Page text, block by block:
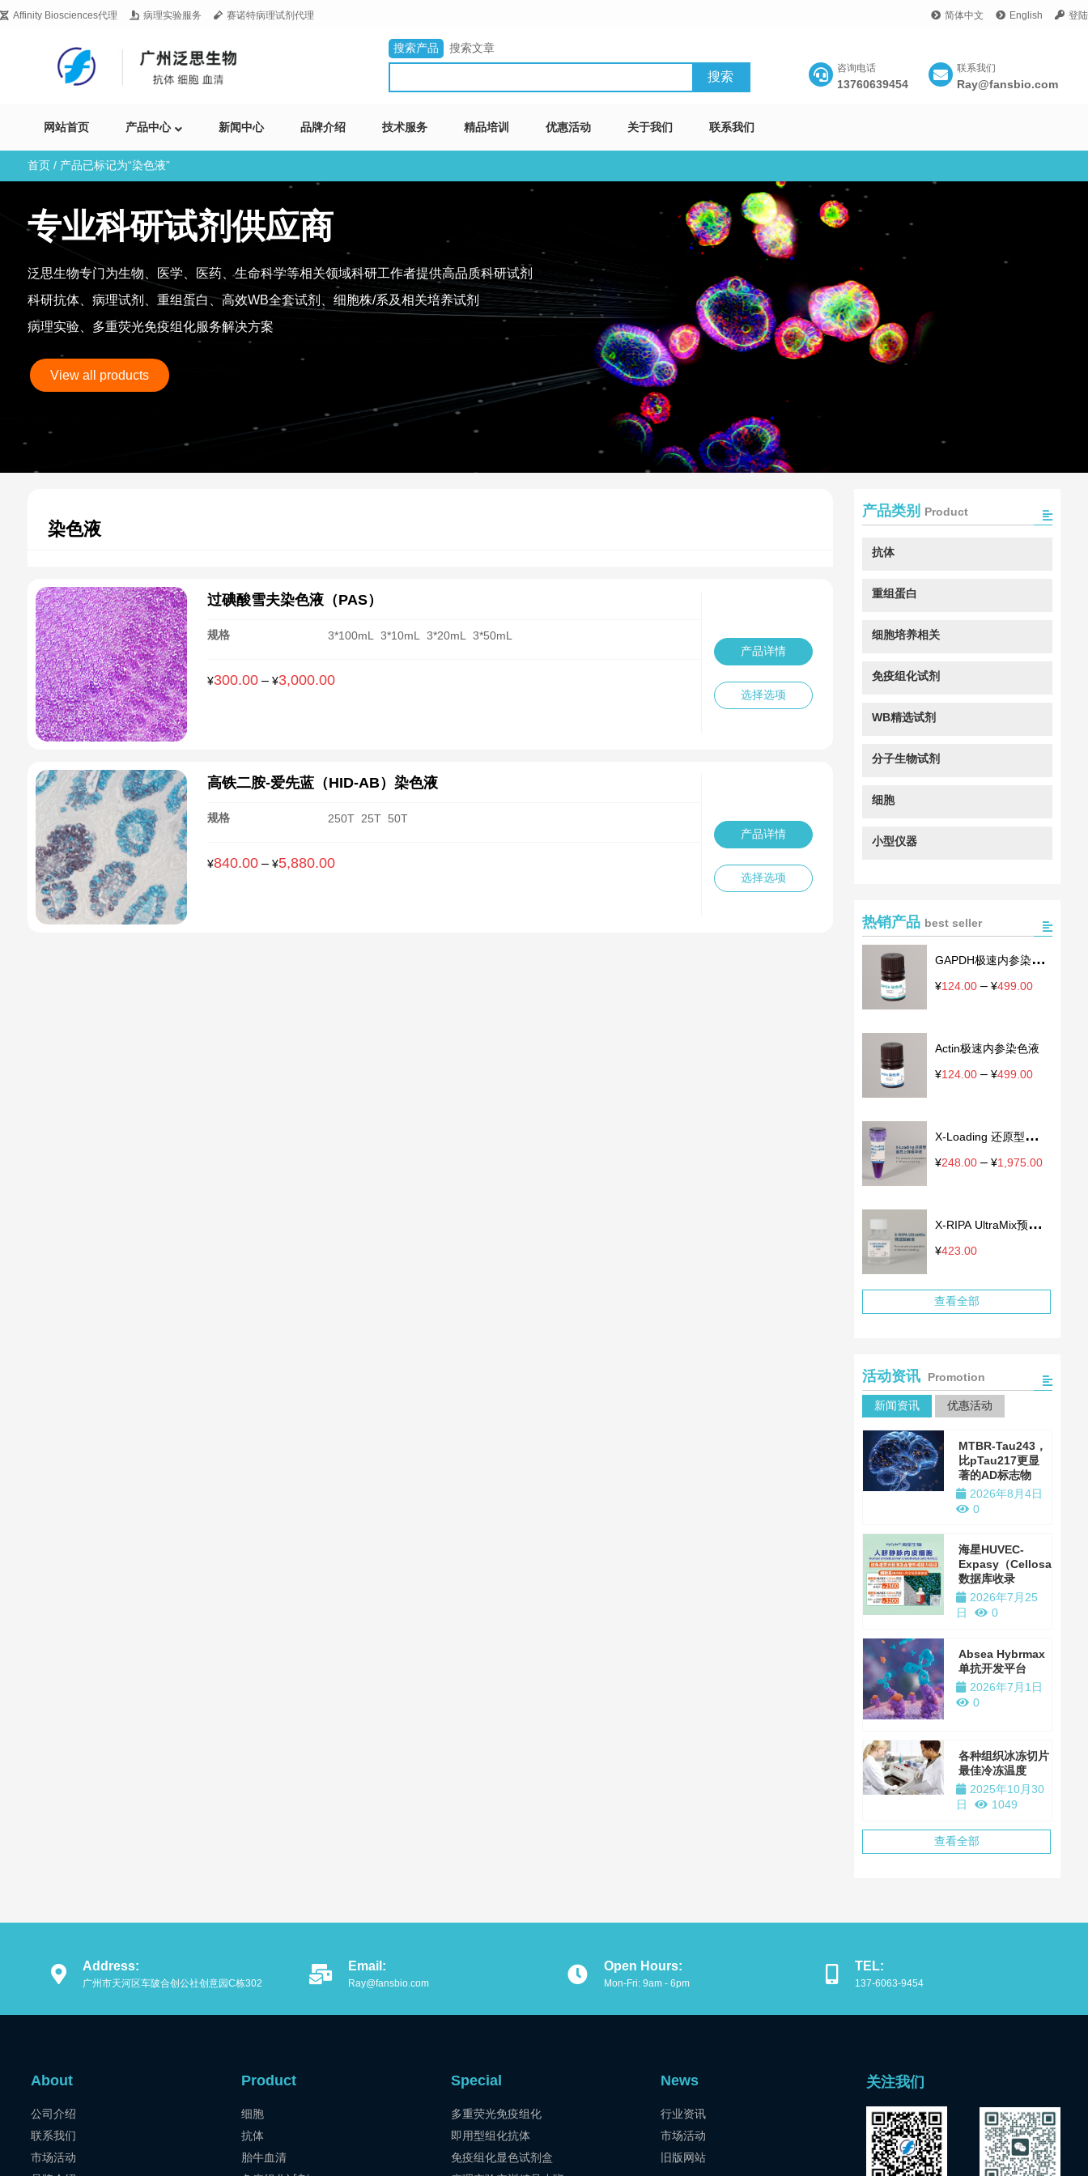
Affinity Biosciences代理 病理实验服务 赛诺特病理试剂代理 简体中文 English 登陆
咨询电话
13760639454
联系我们
Ray@fansbio.com
搜索产品 搜索文章
网站首页 产品中心 新闻中心 品牌介绍 技术服务 精品培训 优惠活动 关于我们 联系我们
首页/ 产品已标记为“染色液”
专业科研试剂供应商
泛思生物专门为生物、医学、医药、生命科学等相关领域科研工作者提供高品质科研试剂
科研抗体、病理试剂、重组蛋白、高效WB全套试剂、细胞株/系及相关培养试剂
病理实验、多重荧光免疫组化服务解决方案
View all products
染色液
过碘酸雪夫染色液（PAS）
规格 3*100mL 3*10mL 3*20mL 3*50mL
¥300.00 – ¥3,000.00价
¥3,000.00
产品详情
选择选项
高铁二胺-爱先蓝（HID-AB）染色液
规格 250T 25T 50T
¥840.00 – ¥5,880.00价
产品详情
选择选项
产品类别 Product
抗体
重组蛋白
细胞培养相关
免疫组化试剂
WB精选试剂
分子生物试剂
细胞
小型仪器
热销产品 best seller
GAPDH极速内参染色
液
¥124.00 – ¥499.00价
¥124.00
Actin极速内参染色液
¥124.00 – ¥499.00价
¥124.00
至
X-Loading 还原型蛋白
上样缓冲液
¥248.00 – ¥1,975.00价
X-RIPA UltraMix预混
裂解液
¥423.00
查看全部
活动资讯 Promotion
新闻资讯 优惠活动
MTBR-Tau243，
比pTau217更显
著的AD标志物
2026年8月4日
0
海星HUVEC-
Expasy（Cellosaurus）
数据库收录
2026年7月25
日
0
Absea Hybrmax
单抗开发平台
2026年7月1日
0
各种组织冰冻切片
最佳冷冻温度
2025年10月30
日
1049
查看全部
Address:
广州市天河区车陂合创公社创意园C栋302
Email:
Ray@fansbio.com
Open Hours:
Mon-Fri: 9am - 6pm
TEL:
137-6063-9454
About
公司介绍
联系我们
市场活动
Product
细胞
抗体
胎牛血清
Special
多重荧光免疫组化
即用型组化抗体
免疫组化显色试剂盒
News
行业资讯
市场活动
旧版网站
关注我们